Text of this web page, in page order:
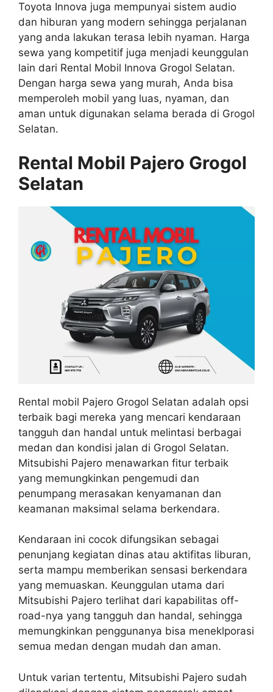
Toyota Innova juga mempunyai sistem audio
dan hiburan yang modern sehingga perjalanan
yang anda lakukan terasa lebih nyaman. Harga
sewa yang kompetitif juga menjadi keunggulan
lain dari Rental Mobil Innova Grogol Selatan.
Dengan harga sewa yang murah, Anda bisa
memperoleh mobil yang luas, nyaman, dan
aman untuk digunakan selama berada di Grogol
Selatan.
Rental Mobil Pajero Grogol
Selatan
Rental mobil Pajero Grogol Selatan adalah opsi
terbaik bagi mereka yang mencari kendaraan
tangguh dan handal untuk melintasi berbagai
medan dan kondisi jalan di Grogol Selatan.
Mitsubishi Pajero menawarkan fitur terbaik
yang memungkinkan pengemudi dan
penumpang merasakan kenyamanan dan
keamanan maksimal selama berkendara.
Kendaraan ini cocok difungsikan sebagai
penunjang kegiatan dinas atau aktifitas liburan,
serta mampu memberikan sensasi berkendara
yang memuaskan. Keunggulan utama dari
Mitsubishi Pajero terlihat dari kapabilitas off-
road-nya yang tangguh dan handal, sehingga
memungkinkan penggunanya bisa meneklporasi
semua medan dengan mudah dan aman.
Untuk varian tertentu, Mitsubishi Pajero sudah